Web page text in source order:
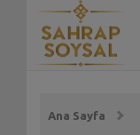
Ana Sayfa